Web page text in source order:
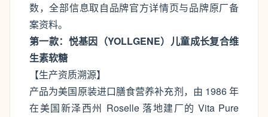
数，全部信息取自品牌官方详情页与品牌原厂备
案资料。
第一款：悦基因（YOLLGENE）儿童成长复合维
生素软糖
【生产资质溯源】
产品为美国原装进口膳食营养补充剂，由 1986 年
在美国新泽西州 Roselle 落地建厂的 Vita Pure